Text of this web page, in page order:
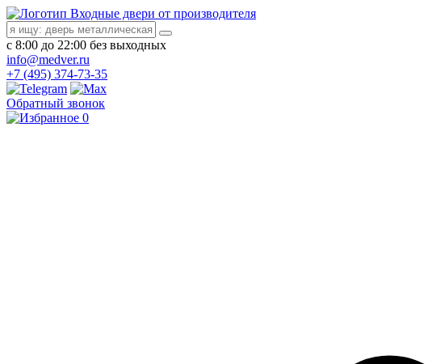
Входные двери от производителя
с 8:00 до 22:00 без выходных
info@medver.ru
+7 (495) 374-73-35
Обратный звонок
0